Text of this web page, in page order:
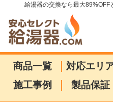
給湯器の交換なら最大
商品一覧 | 対応エリ
施工事例
| 製品保証